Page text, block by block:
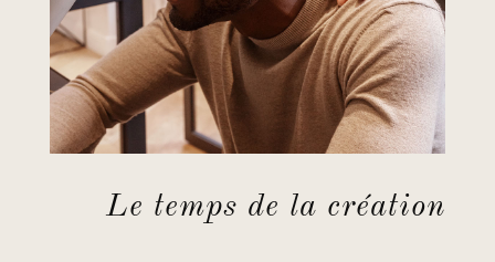
Le temps de la création